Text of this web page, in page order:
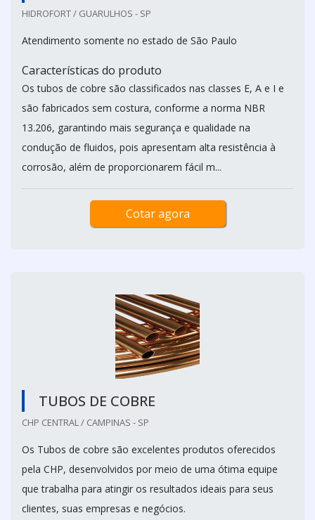
HIDROFORT / GUARULHOS - SP
Atendimento somente no estado de São Paulo
Características do produto
Os tubos de cobre são classificados nas classes E, A e I e
são fabricados sem costura, conforme a norma NBR
13.206, garantindo mais segurança e qualidade na
condução de fluidos, pois apresentam alta resistência à
corrosão, além de proporcionarem fácil m...
Cotar agora
TUBOS DE COBRE
CHP CENTRAL / CAMPINAS - SP
Os Tubos de cobre são excelentes produtos oferecidos
pela CHP, desenvolvidos por meio de uma ótima equipe
que trabalha para atingir os resultados ideais para seus
clientes, suas empresas e negócios.